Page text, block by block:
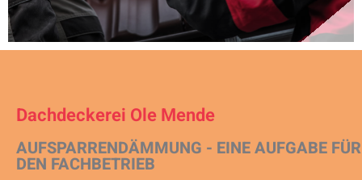
Dachdeckerei Ole Mende
AUFSPARRENDÄMMUNG - EINE AUFGABE FÜR
DEN FACHBETRIEB